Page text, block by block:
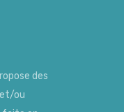
des
ou